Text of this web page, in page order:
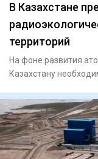
В Казахстане
территорий
На фоне развития
Казахстану